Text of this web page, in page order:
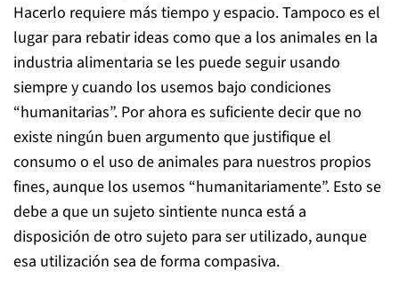
Hacerlo requiere más tiempo y espacio. Tampoco es el
lugar para rebatir ideas como que a los animales en la
industria alimentaria se les puede seguir usando
siempre y cuando los usemos bajo condiciones
“humanitarias”. Por ahora es suficiente decir que no
existe ningún buen argumento que justifique el
consumo o el uso de animales para nuestros propios
fines, aunque los usemos “humanitariamente”. Esto se
debe a que un sujeto sintiente nunca está a
disposición de otro sujeto para ser utilizado, aunque
esa utilización sea de forma compasiva.